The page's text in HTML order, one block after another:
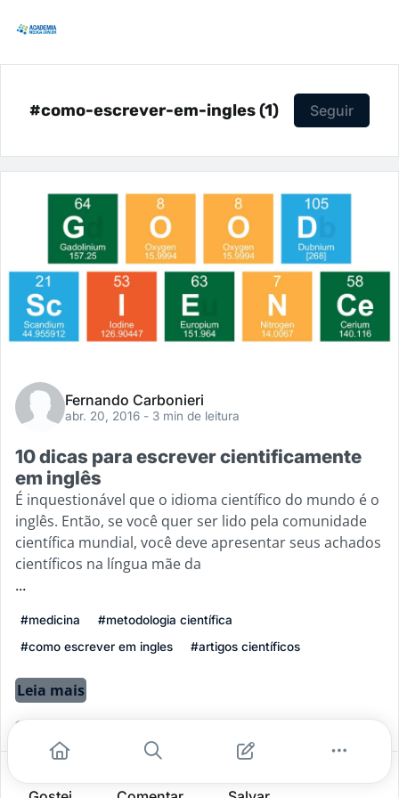
#como-escrever-em-ingles (1) Seguir
Fernando Carbonieri
abr. 20, 2016 - 3 min de leitura
10 dicas para escrever cientificamente
em inglês
É inquestionável que o idioma científico do mundo é o
inglês. Então, se você quer ser lido pela comunidade
científica mundial, você deve apresentar seus achados
científicos na língua mãe da
...
#medicina
#metodologia científica
#como escrever em ingles
#artigos científicos
Leia mais
0